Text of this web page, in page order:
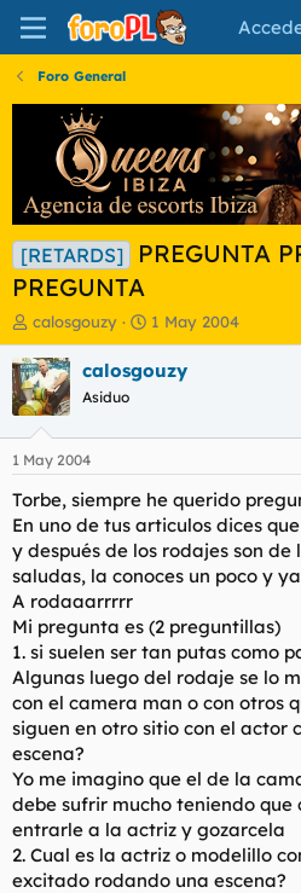
Foro General
[RETARDS]
PREGUNTA
PREGUNTA
I
n
i
c
i
a
d
o
r
e
l
t
e
m
a
calosgouzy
F
e
c
i
n
c
i
o
1 May 2004
calosgouzy
Asiduo
1 May 2004
Torbe, siempre he querido
En uno de tus articulos dices
y después de los rodajes son de
saludas, la conoces un poco y
A rodaaarrrrr
Mi pregunta es (2 preguntillas)
1. si suelen ser tan putas como
Algunas luego del rodaje se lo
con el camera man o con otros
siguen en otro sitio con el actor
escena?
Yo me imagino que el de la
debe sufrir mucho teniendo que
entrarle a la actriz y gozarcela
2. Cual es la actriz o modelillo
excitado rodando una escena?